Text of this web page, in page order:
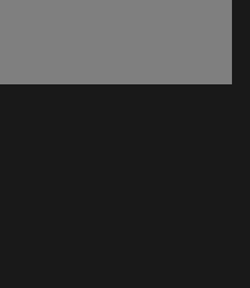
en nueva ventana)
en nueva ventana)